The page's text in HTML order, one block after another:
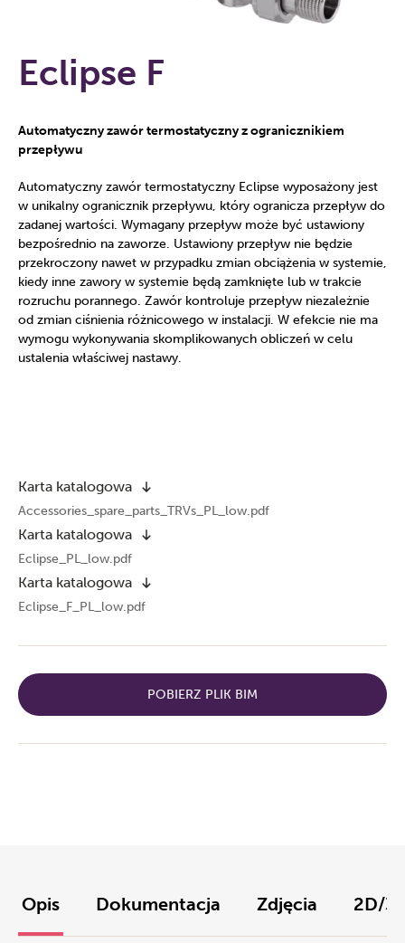
Eclipse F
Automatyczny zawór termostatyczny z ogranicznikiem
przepływu
Automatyczny zawór termostatyczny Eclipse wyposażony jest
w unikalny ogranicznik przepływu, który ogranicza przepływ do
zadanej wartości. Wymagany przepływ może być ustawiony
bezpośrednio na zaworze. Ustawiony przepływ nie będzie
przekroczony nawet w przypadku zmian obciążenia w systemie,
kiedy inne zawory w systemie będą zamknięte lub w trakcie
rozruchu porannego. Zawór kontroluje przepływ niezależnie
od zmian ciśnienia różnicowego w instalacji. W efekcie nie ma
wymogu wykonywania skomplikowanych obliczeń w celu
ustalenia właściwej nastawy.
Karta katalogowa
Accessories_spare_parts_TRVs_PL_low.pdf
Karta katalogowa
Eclipse_PL_low.pdf
Karta katalogowa
Eclipse_F_PL_low.pdf
POBIERZ PLIK BIM
Opis Dokumentacja Zdjęcia 2D/